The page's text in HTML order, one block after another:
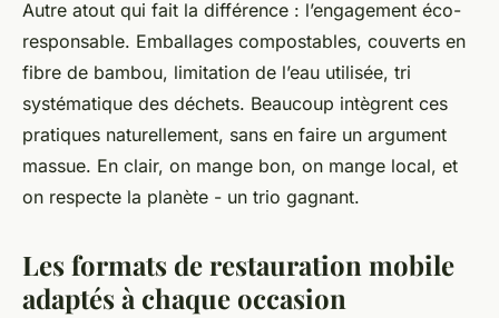
Autre atout qui fait la différence : l’engagement éco-
responsable. Emballages compostables, couverts en
fibre de bambou, limitation de l’eau utilisée, tri
systématique des déchets. Beaucoup intègrent ces
pratiques naturellement, sans en faire un argument
massue. En clair, on mange bon, on mange local, et
on respecte la planète - un trio gagnant.
Les formats de restauration mobile
adaptés à chaque occasion